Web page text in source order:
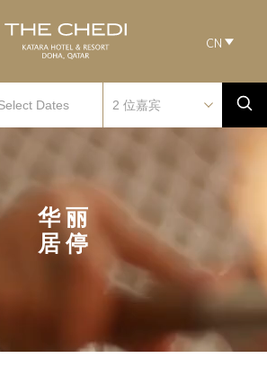
CN
华丽
居停